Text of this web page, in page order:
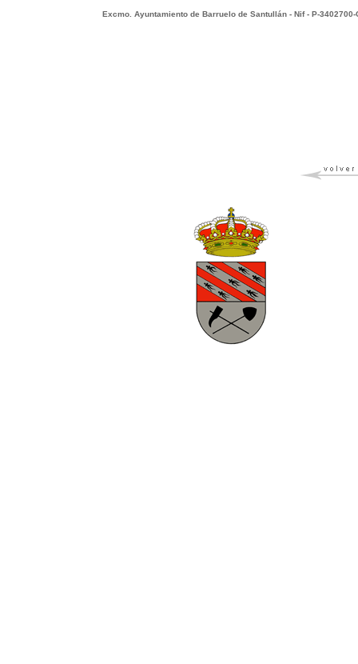
Excmo. Ayuntamiento de Barruelo de Santullán - Nif - P-3402700-